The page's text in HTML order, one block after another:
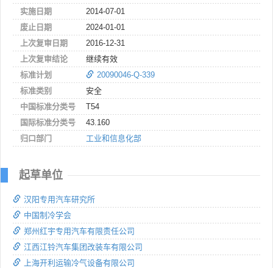
实施日期
2014-07-01
废止日期
2024-01-01
上次复审日期
2016-12-31
上次复审结论
继续有效
标准计划
20090046-Q-339
标准类别
安全
中国标准分类号
T54
国际标准分类号
43.160
归口部门
工业和信息化部
起草单位
汉阳专用汽车研究所
中国制冷学会
郑州红宇专用汽车有限责任公司
江西江铃汽车集团改装车有限公司
上海开利运输冷气设备有限公司